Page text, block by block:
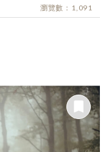
瀏覽數 1,091